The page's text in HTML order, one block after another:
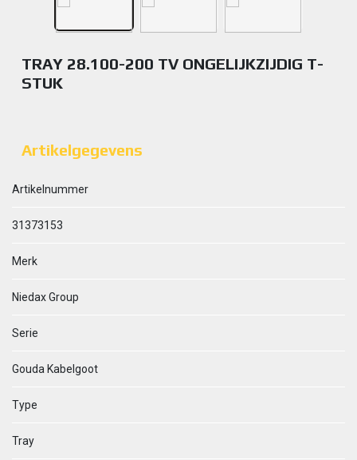
TRAY 28.100-200 TV ONGELIJKZIJDIG T-
STUK
Artikelgegevens
Artikelnummer
31373153
Merk
Niedax Group
Serie
Gouda Kabelgoot
Type
Tray